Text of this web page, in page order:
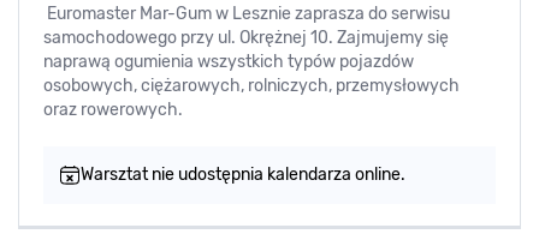
Euromaster Mar-Gum w Lesznie zaprasza do serwisu
samochodowego przy ul. Okrężnej 10. Zajmujemy się
naprawą ogumienia wszystkich typów pojazdów
osobowych, ciężarowych, rolniczych, przemysłowych
oraz rowerowych.
Warsztat nie udostępnia kalendarza online.